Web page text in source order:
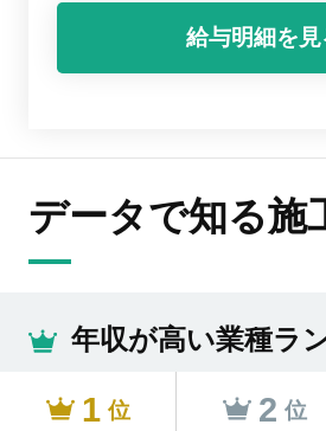
給与明細を見
データで知る施
年収が高い業種ラ
1 位 2 位